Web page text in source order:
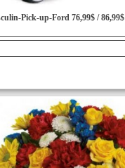
Pick-up-Ford 76,99$ / 86,99$